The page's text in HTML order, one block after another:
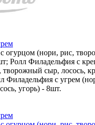
огурцом (нори, рис,
Ролл Филадельфия с
сыр, лосось,
Филадельфия с угрем
угорь) - 8шт.